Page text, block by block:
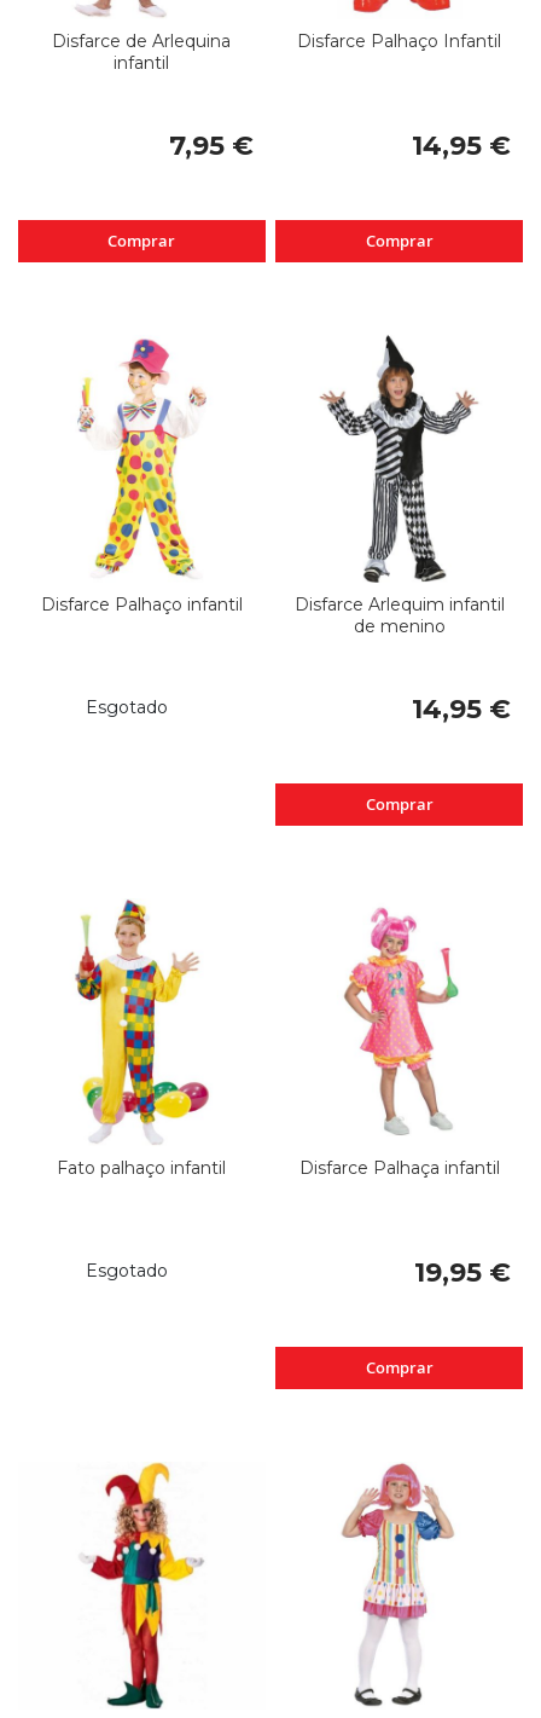
Disfarce de Arlequina
infantil
7,95 €
Comprar
Disfarce Palhaço Infantil
14,95 €
Comprar
Disfarce Palhaço infantil
Esgotado
Disfarce Arlequim infantil
de menino
14,95 €
Comprar
Fato palhaço infantil
Esgotado
Disfarce Palhaça infantil
19,95 €
Comprar